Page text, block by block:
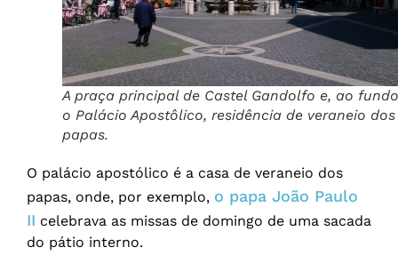
A praça principal de Castel Gandolfo e, ao
o Palácio Apostôlico, residência de veraneio dos
papas.
O palácio apostólico é a casa de veraneio dos
papas, onde, por exemplo, o papa João Paulo
II celebrava as missas de domingo de uma sacada
do pátio interno.